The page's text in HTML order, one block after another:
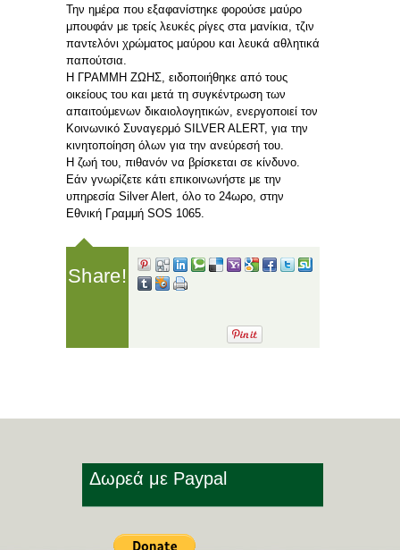
Την ημέρα που εξαφανίστηκε φορούσε μαύρο
μπουφάν με τρείς λευκές ρίγες στα μανίκια, τζιν
παντελόνι χρώματος μαύρου και λευκά αθλητικά
παπούτσια.
Η ΓΡΑΜΜΗ ΖΩΗΣ, ειδοποιήθηκε από τους
οικείους του και μετά τη συγκέντρωση των
απαιτούμενων δικαιολογητικών, ενεργοποιεί τον
Κοινωνικό Συναγερμό SILVER ALERT, για την
κινητοποίηση όλων για την ανεύρεσή του.
Η ζωή του, πιθανόν να βρίσκεται σε κίνδυνο.
Εάν γνωρίζετε κάτι επικοινωνήστε με την
υπηρεσία Silver Alert, όλο το 24ωρο, στην
Εθνική Γραμμή SOS 1065.
Share!
Δωρεά με Paypal